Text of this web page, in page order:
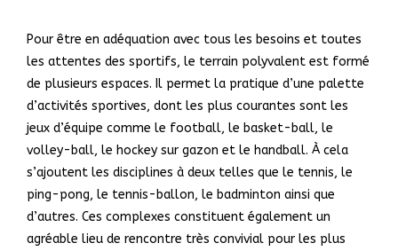
Pour être en adéquation avec tous les besoins et toutes
les attentes des sportifs, le terrain polyvalent est formé
de plusieurs espaces. Il permet la pratique d’une palette
d’activités sportives, dont les plus courantes sont les
jeux d’équipe comme le football, le basket-ball, le
volley-ball, le hockey sur gazon et le handball. À cela
s’ajoutent les disciplines à deux telles que le tennis, le
ping-pong, le tennis-ballon, le badminton ainsi que
d’autres. Ces complexes constituent également un
agréable lieu de rencontre très convivial pour les plus